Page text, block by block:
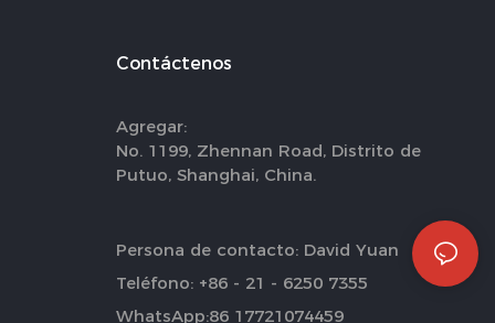
Contáctenos
Agregar:
No. 1199, Zhennan Road, Distrito de
Putuo, Shanghai, China.
Persona de contacto: David Yuan
Teléfono: +86 - 21 - 6250 7355
WhatsApp:86 17721074459